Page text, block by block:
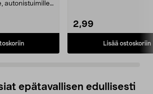
autonistuimille,
2,99
Lisää ostoskoriin
epätavallisen edullisesti